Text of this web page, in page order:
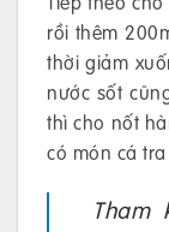
rồi thêm
thời giảm
nước sốt
thì cho nốt
có món cá